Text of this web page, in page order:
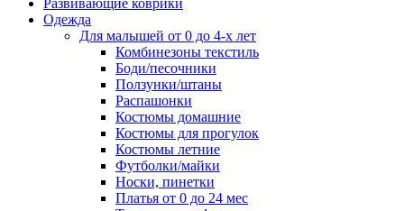
Одежда
Для малышей от 0 до 4-х лет
Комбинезоны текстиль
Боди/песочники
Ползунки/штаны
Распашонки
Костюмы домашние
Костюмы для прогулок
Костюмы летние
Футболки/майки
Носки, пинетки
Платья от 0 до 24 мес